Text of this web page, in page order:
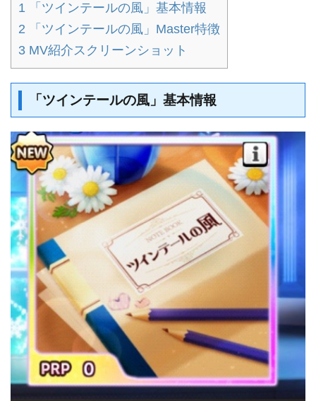
1 「ツインテールの風」基本情報
2 「ツインテールの風」Master特徴
3 MV紹介スクリーンショット
「ツインテールの風」基本情報